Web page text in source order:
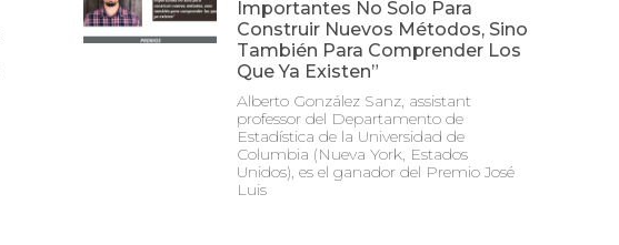
Importantes No Solo Para
Construir Nuevos Métodos, Sino
También Para Comprender Los
Que Ya Existen”
Alberto González Sanz, assistant
professor del Departamento de
Estadística de la Universidad de
Columbia (Nueva York, Estados
Unidos), es el ganador del Premio José
Luis